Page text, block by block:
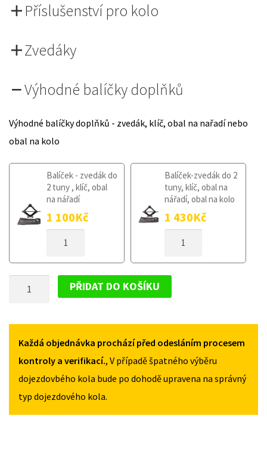
Příslušenství pro kolo
Zvedáky
Výhodné balíčky doplňků
Výhodné balíčky doplňků - zvedák, klíč, obal na nařadí nebo
obal na kolo
Balíček - zvedák do
2 tuny , klíč, obal
na nářadí
1 100Kč
KOLO
2002-
Balíček-zvedák do 2
tuny, klíč, obal na
nářadí, obal na kolo
1 430Kč
KOLO
2002-
CLK
W209
2002-
125/80R17
MNOŽSTVÍ
PŘIDAT DO KOŠÍKU
Každá objednávka prochází před odesláním procesem
kontroly a verifikací., V případě špatného výběru
dojezdovbého kola bude po dohodě upravena na správný
typ dojezdového kola.